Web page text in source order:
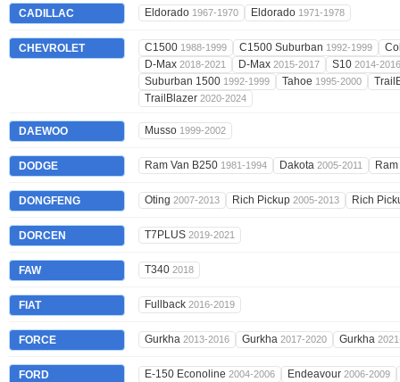
CADILLAC Eldorado 1967-1970 Eldorado 1971-1978
CHEVROLET C1500 1988-1999 C1500 Suburban 1992-1999
D-Max 2018-2021 D-Max 2015-2017 S10 2014-2016
Suburban 1500 1992-1999 Tahoe 1995-2000
TrailBlazer 2020-2024
DAEWOO Musso 1999-2002
DODGE Ram Van B250 1981-1994 Dakota 2005-2011
DONGFENG Oting 2007-2013 Rich Pickup 2005-2013 Rich
DORCEN T7PLUS 2019-2021
FAW T340 2018
FIAT Fullback 2016-2019
FORCE Gurkha 2013-2016 Gurkha 2017-2020 Gurkha
FORD E-150 Econoline 2004-2006 Endeavour 2006-2009